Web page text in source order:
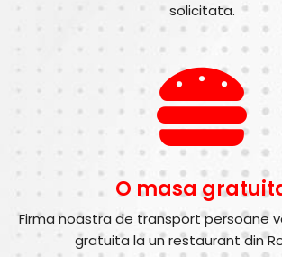
solicitata.
O masa
Firma noastra de transport persoane
gratuita la un restaurant din